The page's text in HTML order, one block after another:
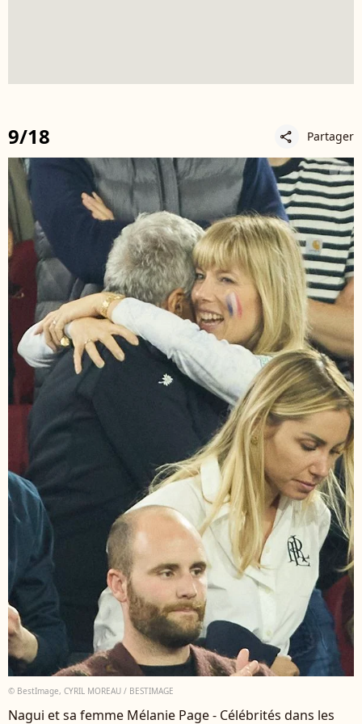
9/18 share Partager
© BestImage, CYRIL MOREAU / BESTIMAGE
Nagui et sa femme Mélanie Page - Célébrités dans les